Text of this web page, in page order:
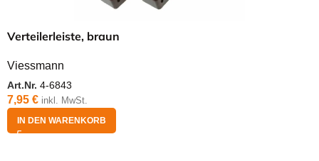
Verteilerleiste, braun
Viessmann
Art.Nr. 4-6843
7,95 € inkl. MwSt.
IN DEN WARENKORB